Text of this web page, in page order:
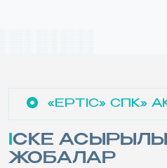
«ЕРТІС» СПК»
ЖОБАЛАР